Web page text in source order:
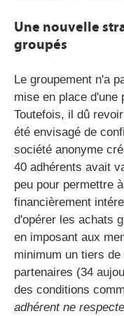
Une nouvelle
groupés
Le groupement n'a
mise en place d'une
Toutefois, il dû
été envisagé de
société anonyme
40 adhérents avait
peu pour permettre
financièrement
d'opérer les achats
en imposant aux
minimum un tiers
partenaires (34
des conditions
adhérent ne